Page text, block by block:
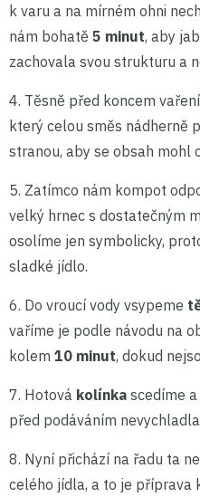
k varu a na mírném ohni
nám bohatě 5 minut, aby
zachovala svou strukturu a
4. Těsně před koncem
který celou směs nádherně
stranou, aby se obsah mohl
5. Zatímco nám kompot
velký hrnec s dostatečným
osolíme jen symbolicky,
sladké jídlo.
6. Do vroucí vody vsypeme
vaříme je podle návodu na
kolem 10 minut, dokud
7. Hotová kolínka scedíme
před podáváním
8. Nyní přichází na řadu ta
celého jídla, a to je příprava